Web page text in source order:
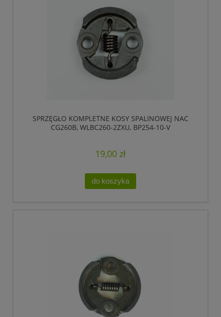
SPRZĘGŁO KOMPLETNE KOSY SPALINOWEJ NAC
CG260B, WLBC260-2ZXU, BP254-10-V
19,00 zł
do koszyka